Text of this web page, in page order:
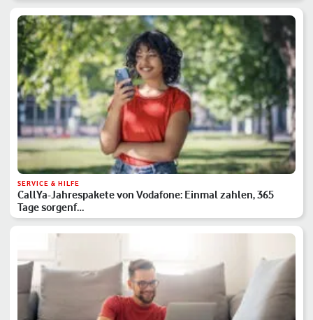
SERVICE & HILFE
CallYa-Jahrespakete von Vodafone: Einmal zahlen, 365
Tage sorgenf…